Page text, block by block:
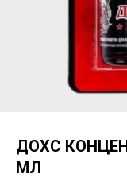
ДОХС
МЛ